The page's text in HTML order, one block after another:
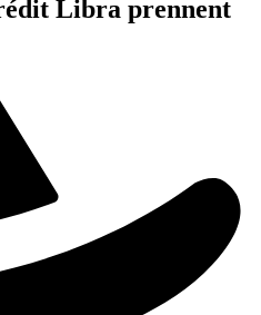
Libra prennent